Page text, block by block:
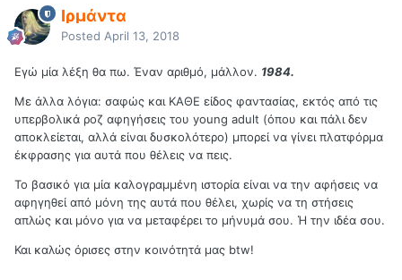
Ιρμάντα
Posted April 13, 2018
Εγώ μία λέξη θα πω. Έναν αριθμό, μάλλον. 1984.
Με άλλα λόγια: σαφώς και ΚΑΘΕ είδος φαντασίας, εκτός από τις
υπερβολικά ροζ αφηγήσεις του young adult (όπου και πάλι δεν
αποκλείεται, αλλά είναι δυσκολότερο) μπορεί να γίνει πλατφόρμα
έκφρασης για αυτά που θέλεις να πεις.
Το βασικό για μία καλογραμμένη ιστορία είναι να την αφήσεις να
αφηγηθεί από μόνη της αυτά που θέλει, χωρίς να τη στήσεις
απλώς και μόνο για να μεταφέρει το μήνυμά σου. Ή την ιδέα σου.
Και καλώς όρισες στην κοινότητά μας btw!